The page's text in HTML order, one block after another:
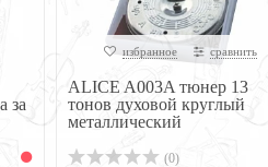
за
избранное сравнить
ALICE A003A тюнер 13
тонов духовой круглый
металлический
(0)